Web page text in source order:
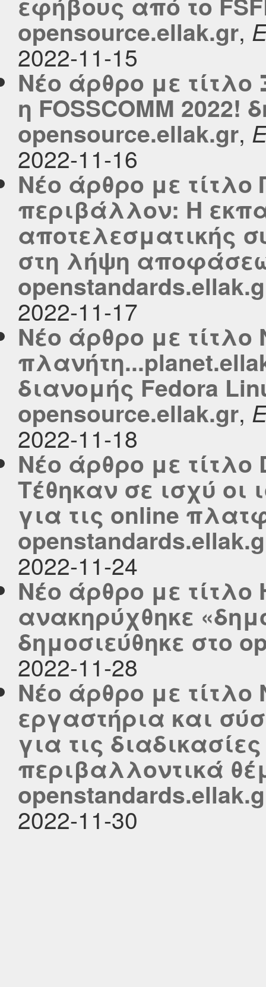
opensource.ellak.gr,
2022-11-15
Νέο άρθρο με τίτλο
η FOSSCOMM 2022!
opensource.ellak.gr,
2022-11-16
Νέο άρθρο με τίτλο
περιβάλλον: Η
αποτελεσματικής
στη λήψη
2022-11-17
Νέο άρθρο με
διανομής Fedora
opensource.ellak.gr,
2022-11-18
Νέο άρθρο με τίτλο
Τέθηκαν σε ισχύ οι
για τις online
2022-11-24
Νέο άρθρο με τίτλο
ανακηρύχθηκε
δημοσιεύθηκε στο
2022-11-28
Νέο άρθρο με τίτλο
εργαστήρια και
για τις
περιβαλλοντικά
2022-11-30